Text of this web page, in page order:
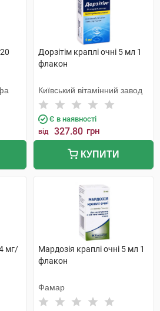
Дорзітім краплі очні 5 мл 1
флакон
Київський вітамінний завод
Є в наявності
від 327.80 грн
КУПИТИ
мг/
Мардозія краплі очні 5 мл 1
флакон
Фамар